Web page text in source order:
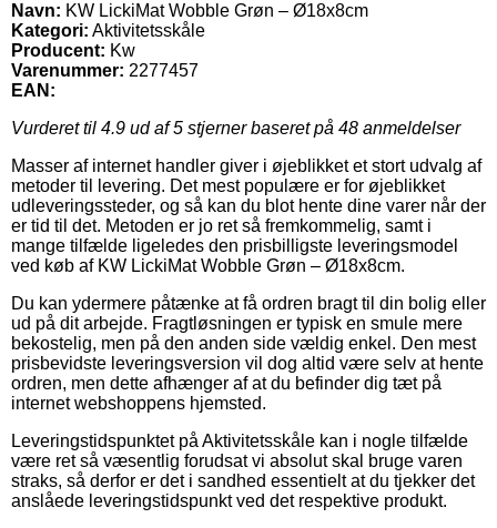
Navn: KW LickiMat Wobble Grøn – Ø18x8cm
Kategori: Aktivitetsskåle
Producent: Kw
Varenummer: 2277457
EAN:
Vurderet til 4.9 ud af 5 stjerner baseret på 48 anmeldelser
Masser af internet handler giver i øjeblikket et stort udvalg af
metoder til levering. Det mest populære er for øjeblikket
udleveringssteder, og så kan du blot hente dine varer når der
er tid til det. Metoden er jo ret så fremkommelig, samt i
mange tilfælde ligeledes den prisbilligste leveringsmodel
ved køb af KW LickiMat Wobble Grøn – Ø18x8cm.
Du kan ydermere påtænke at få ordren bragt til din bolig eller
ud på dit arbejde. Fragtløsningen er typisk en smule mere
bekostelig, men på den anden side vældig enkel. Den mest
prisbevidste leveringsversion vil dog altid være selv at hente
ordren, men dette afhænger af at du befinder dig tæt på
internet webshoppens hjemsted.
Leveringstidspunktet på Aktivitetsskåle kan i nogle tilfælde
være ret så væsentlig forudsat vi absolut skal bruge varen
straks, så derfor er det i sandhed essentielt at du tjekker det
anslåede leveringstidspunkt ved det respektive produkt.